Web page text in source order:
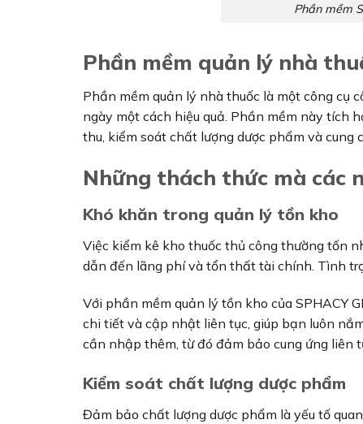
Phần mềm
Phần mềm quản lý nhà
Phần mềm quản lý nhà thuốc là một công cụ
ngày một cách hiệu quả. Phần mềm này tích
thu, kiểm soát chất lượng dược phẩm và
Những thách thức mà các
Khó khăn trong quản lý tồn kho
Việc kiểm kê kho thuốc thủ công thường tốn
dẫn đến lãng phí và tổn thất tài chính. Tình
Với phần mềm quản lý tồn kho của SPHACY
chi tiết và cập nhật liên tục, giúp bạn luôn
cần nhập thêm, từ đó đảm bảo cung ứng liên
Kiểm soát chất lượng dược phẩm
Đảm bảo chất lượng dược phẩm là yếu tố